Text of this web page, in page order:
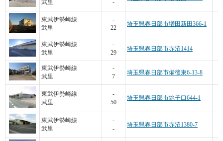
武里
-
東武伊勢崎線
武里
-
22
埼玉県春日部市増田新田366-1
東武伊勢崎線
武里
-
29
埼玉県春日部市赤沼1414
東武伊勢崎線
武里
-
7
埼玉県春日部市備後東6-13-8
東武伊勢崎線
武里
-
50
埼玉県春日部市銚子口644-1
東武伊勢崎線
武里
-
-
埼玉県春日部市赤沼1380-7